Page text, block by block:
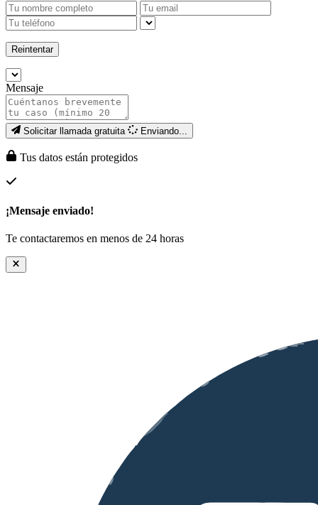
Reintentar
Mensaje
Solicitar llamada gratuita Enviando...
Tus datos están protegidos
¡Mensaje enviado!
Te contactaremos en menos de 24 horas